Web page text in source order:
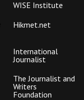
WISE Institute
Hikmet.net
International
Journalist
The Journalist and
Writers
Foundation